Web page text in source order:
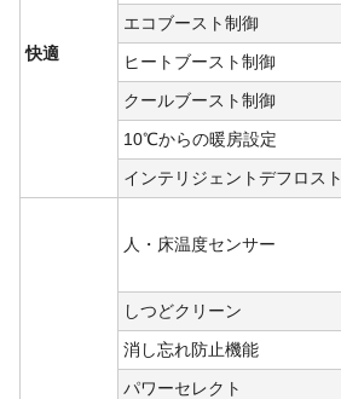
快適
エコブースト制御
ヒートブースト制御
クールブースト制御
10℃からの暖房設定
インテリジェントデフロスト
人・床温度センサー
しつどクリーン
消し忘れ防止機能
パワーセレクト